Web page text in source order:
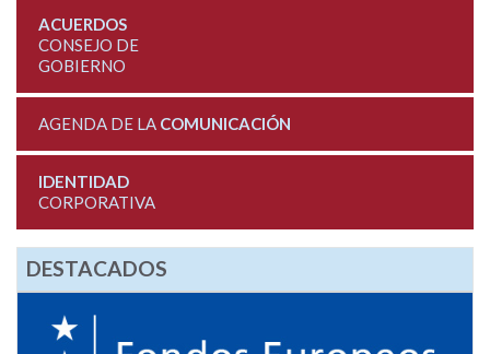
ACUERDOS
CONSEJO DE
GOBIERNO
AGENDA DE LA COMUNICACIÓN
IDENTIDAD
CORPORATIVA
DESTACADOS